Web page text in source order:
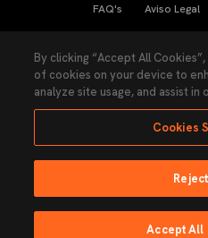
FAQ's Aviso Legal
Ley Transparencia
Ninguna parte de esta página puede ser
By clicking “Accept All
of cookies on your device to
analyze site usage, and assist
Cookies
Accept All